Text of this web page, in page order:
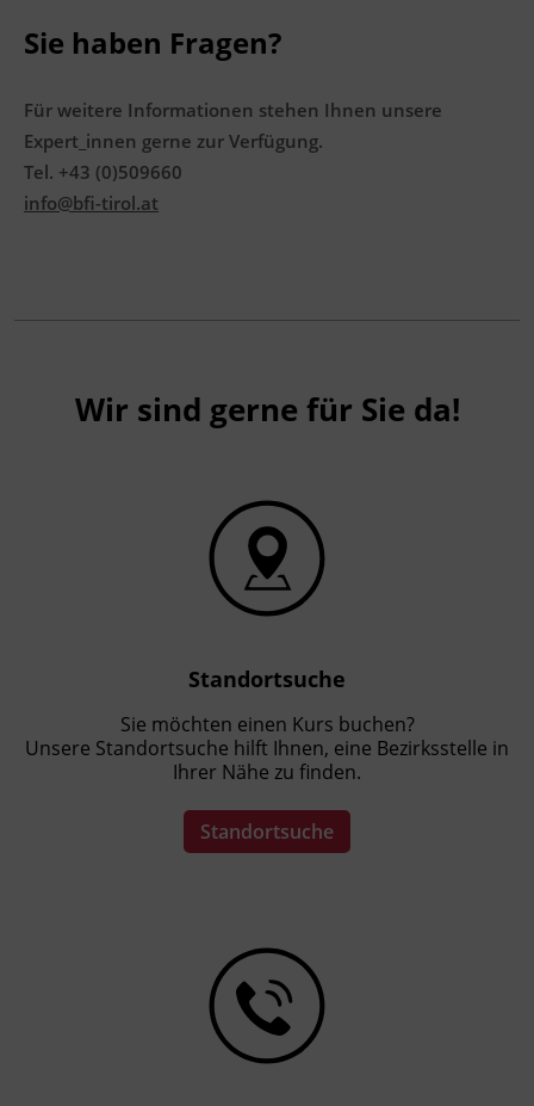
Sie haben Fragen?
Für weitere Informationen stehen Ihnen unsere
Expert_innen gerne zur Verfügung.
Tel. +43 (0)509660
info@bfi-tirol.at
Wir sind gerne für Sie da!
Standortsuche
Sie möchten einen Kurs buchen?
Unsere Standortsuche hilft Ihnen, eine Bezirksstelle in
Ihrer Nähe zu finden.
Standortsuche